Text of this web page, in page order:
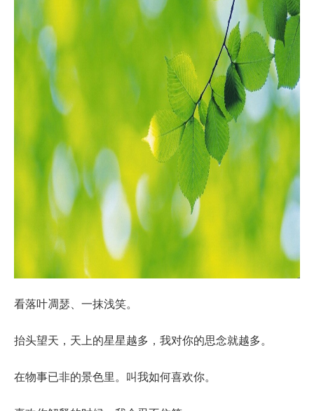
看落叶凋瑟、一抹浅笑。
抬头望天，天上的星星越多，我对你的思念就越多。
在物事已非的景色里。叫我如何喜欢你。